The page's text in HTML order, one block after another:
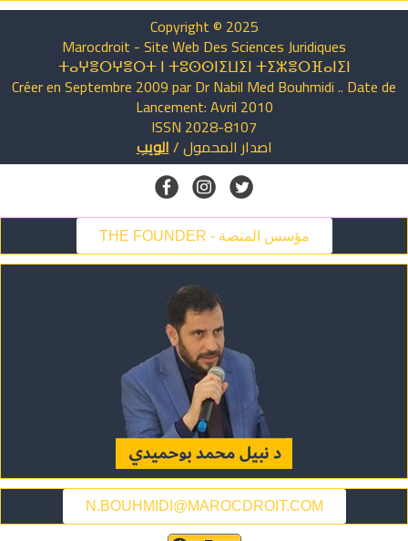
Copyright © 2025
Marocdroit - Site Web Des Sciences Juridiques
ⵜⴰⵖⴻⵔⵖⴻⵔⵜ ⵏ ⵜⵓⵙⵙⵏⵉⵡⵉⵏ ⵜⵉⵣⴻⵔⴼⴰⵏⵉⵏ
Créer en Septembre 2009 par Dr Nabil Med Bouhmidi .. Date de
Lancement: Avril 2010
ISSN 2028-8107
اصدار المحمول/الويب
THE FOUNDER - مؤسس المنصة
N.BOUHMIDI@MAROCDROIT.COM